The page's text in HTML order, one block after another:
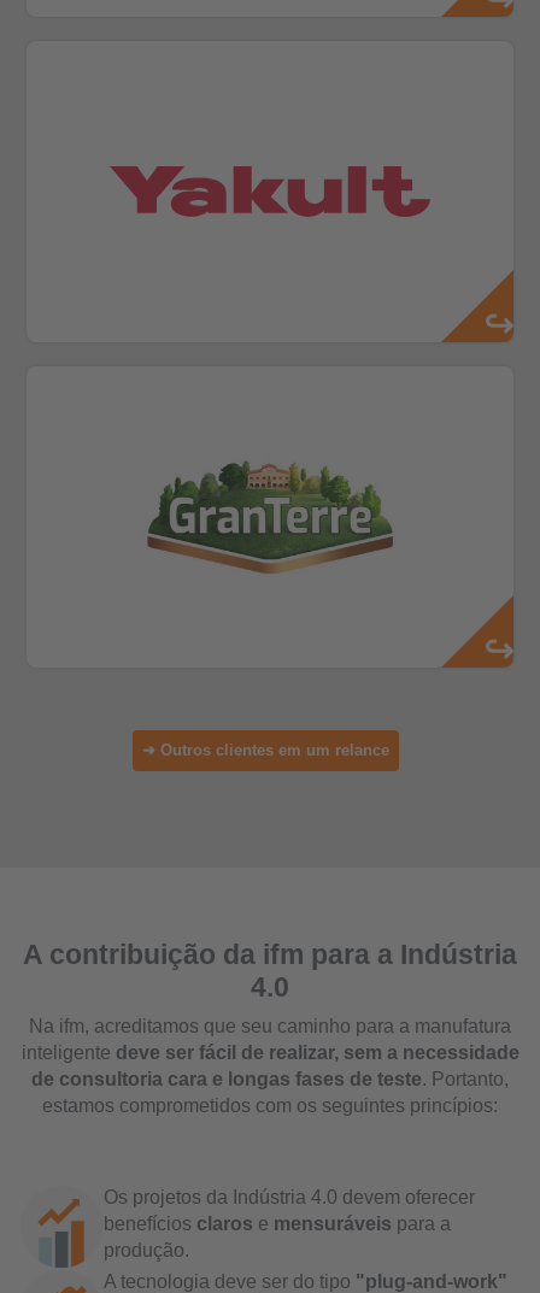
➜ Outros clientes em um relance
A contribuição da ifm para a Indústria
4.0
Na ifm, acreditamos que seu caminho para a manufatura
inteligente deve ser fácil de realizar, sem a necessidade
de consultoria cara e longas fases de teste. Portanto,
estamos comprometidos com os seguintes princípios:
Os projetos da Indústria 4.0 devem oferecer
benefícios claros e mensuráveis para a
produção.
A tecnologia deve ser do tipo "plug-and-work"